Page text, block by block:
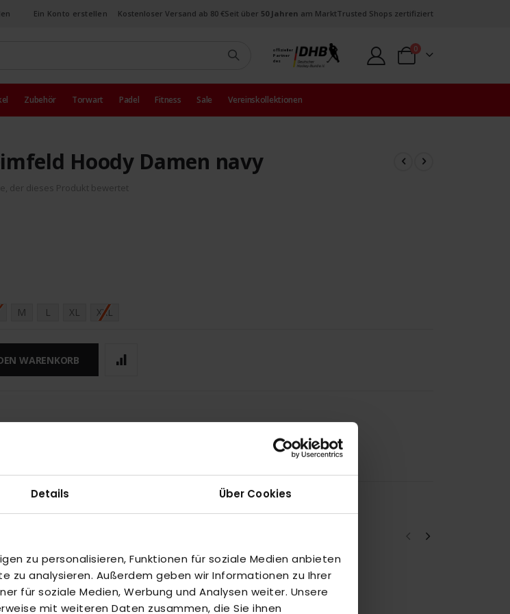
Details Über Cookies
zu personalisieren, Funktionen für soziale Medien anbieten
zu analysieren. Außerdem geben wir Informationen zu Ihrer
für soziale Medien, Werbung und Analysen weiter. Unsere
mit weiteren Daten zusammen, die Sie ihnen
Ein Konto erstellen Kostenloser Versand ab 80 €Seit über 50 Jahren am MarktTrusted Shops zertifiziert
offizieller
Partner
des
Warenkorb
0Artikel
Zubehör Torwart Padel Fitness Sale Vereinskollektionen
Hoody Damen navy
der dieses Produkt bewertet
M L XL XXL
WARENKORB